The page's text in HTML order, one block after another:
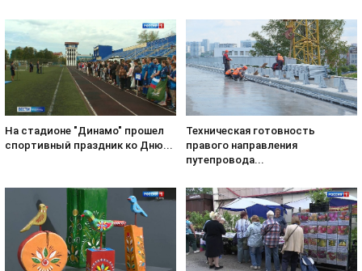
На стадионе "Динамо" прошел
спортивный праздник ко Дню...
Техническая готовность
правого направления
путепровода...